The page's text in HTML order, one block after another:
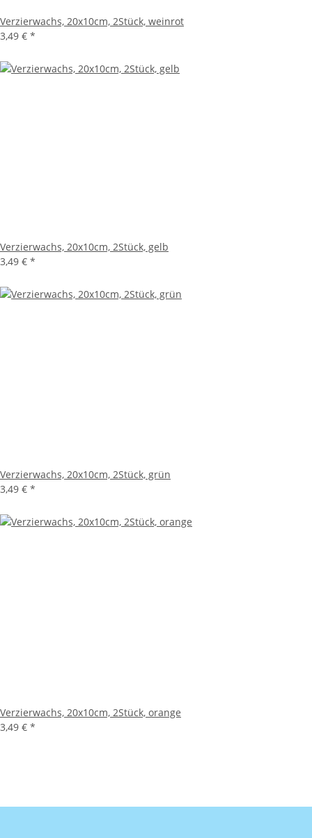
Verzierwachs, 20x10cm, 2Stück, weinrot
3,49 € *
Verzierwachs, 20x10cm, 2Stück, gelb
3,49 € *
Verzierwachs, 20x10cm, 2Stück, grün
3,49 € *
Verzierwachs, 20x10cm, 2Stück, orange
3,49 € *